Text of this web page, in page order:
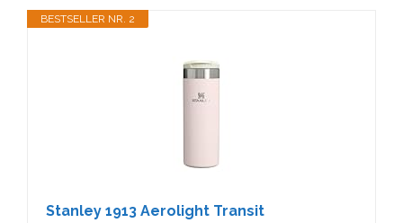
BESTSELLER NR. 2
Stanley 1913 Aerolight Transit